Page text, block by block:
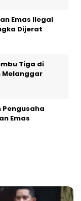
Emas Ilegal
Dijerat
Tiga di
Melanggar
Pengusaha
Emas